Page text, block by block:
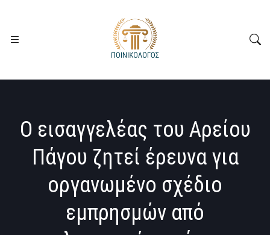
Ο εισαγγελέας του Αρείου
Πάγου ζητεί έρευνα για
οργανωμένο σχέδιο
εμπρησμών από